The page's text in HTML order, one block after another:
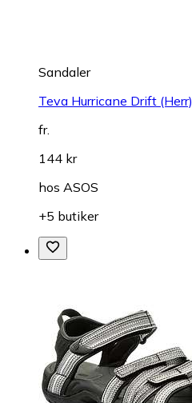
Sandaler
Teva Hurricane Drift (Herr)
fr.
144 kr
hos ASOS
+5 butiker